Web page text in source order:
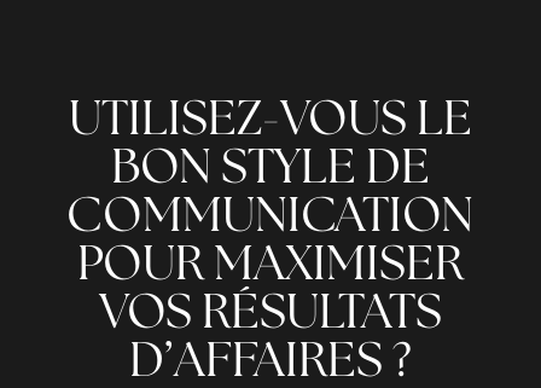
UTILISEZ-VOUS LE
BON STYLE DE
COMMUNICATION
POUR MAXIMISER
VOS RÉSULTATS
D’AFFAIRES ?